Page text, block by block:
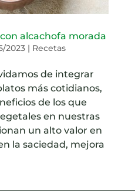
alcachofa morada
2023| Recetas
de integrar
más cotidianos,
de los que
en nuestras
un alto valor en
la saciedad, mejora